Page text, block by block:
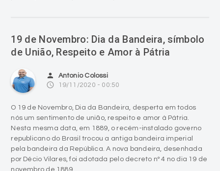
person Antonio Colossi
access_time 19/11/2020 - 00:50
O 19 de Novembro, Dia da Bandeira, desperta em todos
nós um sentimento de união, respeito e amor à Pátria.
republicano do Brasil trocou a antiga bandeira imperial
pela bandeira da República. A nova bandeira, desenhada
por Décio Vilares, foi adotada pelo decreto nº 4 no dia 19 de
novembro de 1889.
O estilo básico da Bandeira Nacional (o losango amarelo
em meio a um quadro verde) já fazia parte da bandeira do